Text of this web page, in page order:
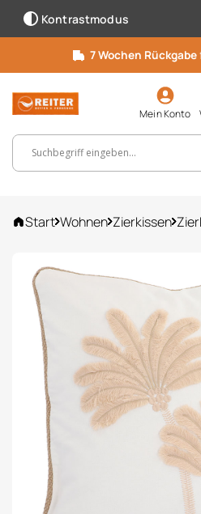
Kontrastmodus
7 Wochen Rückgabe
Mein Konto
Suchbegriff, Artikelnummer ...
Start Wohnen Zierkissen